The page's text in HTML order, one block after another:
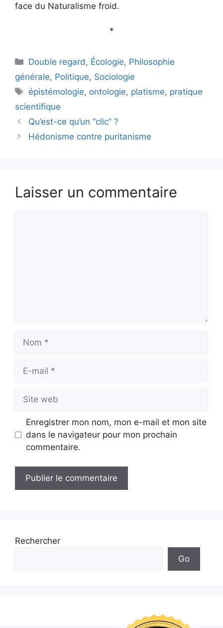
face du Naturalisme froid.
*
Catégories
Double regard, Écologie, Philosophie
générale, Politique, Sociologie
Étiquettes
épistémologie, ontologie, platisme, pratique
scientifique
Qu’est-ce qu’un “clic” ?
Hédonisme contre puritanisme
Laisser un commentaire
Nom
Site
web
Enregistrer mon nom, mon e-mail et mon site
dans le navigateur pour mon prochain
commentaire.
Rechercher
Go